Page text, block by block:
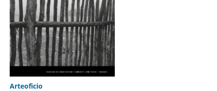
Arteoficio